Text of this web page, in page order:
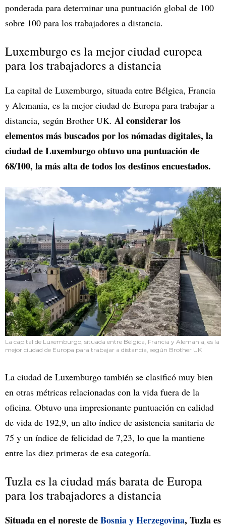
ponderada para determinar una puntuación global de 100
sobre 100 para los trabajadores a distancia.
Luxemburgo es la mejor ciudad europea
para los trabajadores a distancia
La capital de Luxemburgo, situada entre Bélgica, Francia
y Alemania, es la mejor ciudad de Europa para trabajar a
distancia, según Brother UK. Al considerar los
elementos más buscados por los nómadas digitales, la
ciudad de Luxemburgo obtuvo una puntuación de
68/100, la más alta de todos los destinos encuestados.
La capital de Luxemburgo, situada entre Bélgica, Francia y Alemania, es la
mejor ciudad de Europa para trabajar a distancia, según Brother UK
La ciudad de Luxemburgo también se clasificó muy bien
en otras métricas relacionadas con la vida fuera de la
oficina. Obtuvo una impresionante puntuación en calidad
de vida de 192,9, un alto índice de asistencia sanitaria de
75 y un índice de felicidad de 7,23, lo que la mantiene
entre las diez primeras de esa categoría.
Tuzla es la ciudad más barata de Europa
para los trabajadores a distancia
Situada en el noreste deBosnia y Herzegovina, Tuzla es